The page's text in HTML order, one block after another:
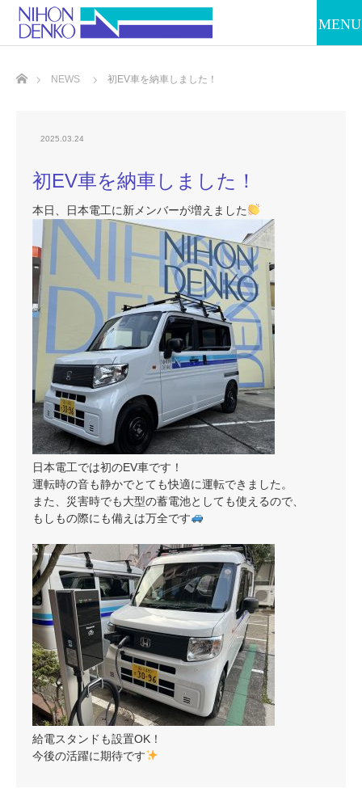
NEWS
初EV車を納車しました！
2025.03.24
初EV車を納車しました！
本日、日本電工に新メンバーが増えました
日本電工では初のEV車です！
運転時の音も静かでとても快適に運転できました。
また、災害時でも大型の蓄電池としても使えるので、
もしもの際にも備えは万全です
給電スタンドも設置OK！
今後の活躍に期待です